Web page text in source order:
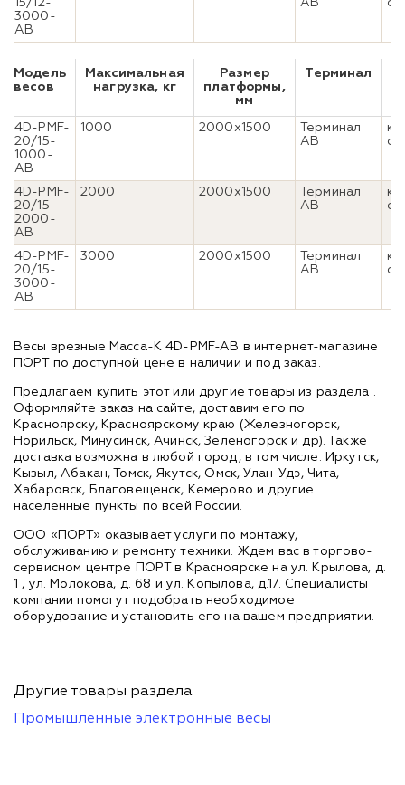
15/12-
3000-
AB
AB
Модель
весов
Максимальная
нагрузка, кг
Размер
платформы,
мм
Терминал
4D-PMF-
20/15-
1000-
AB
1000 2000x1500
Терминал
AB
4D-PMF-
20/15-
2000-
AB
2000 2000x1500
Терминал
AB
4D-PMF-
20/15-
3000-
AB
3000 2000x1500
Терминал
AB
Весы врезные Масса-К 4D-PMF-AB в интернет-магазине
ПОРТ по доступной цене в наличии и под заказ.
Предлагаем купить этот или другие товары из раздела .
Оформляйте заказ на сайте, доставим его по
Красноярску, Красноярскому краю (Железногорск,
Норильск, Минусинск, Ачинск, Зеленогорск и др). Также
доставка возможна в любой город, в том числе: Иркутск,
Кызыл, Абакан, Томск, Якутск, Омск, Улан-Удэ, Чита,
Хабаровск, Благовещенск, Кемерово и другие
населенные пункты по всей России.
ООО «ПОРТ» оказывает услуги по монтажу,
обслуживанию и ремонту техники. Ждем вас в торгово-
сервисном центре ПОРТ в Красноярске на ул. Крылова, д.
1 , ул. Молокова, д. 68 и ул. Копылова, д.17. Специалисты
компании помогут подобрать необходимое
оборудование и установить его на вашем предприятии.
Другие товары раздела
Промышленные электронные весы